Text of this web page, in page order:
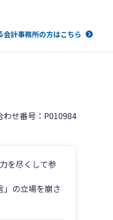
会計事務所の方はこちら
わせ番号：P010984
を尽くして参
の立場を崩さ